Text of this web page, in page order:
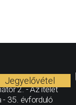
2. - Az ítélet
- 35. évforduló
Jegyelővétel